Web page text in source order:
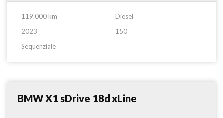
119.000 km
Diesel
2023
150
Sequenziale
Confronta
BMW X1 sDrive 18d xLine